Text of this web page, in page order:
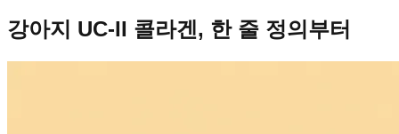
강아지 UC-II 콜라겐, 한 줄 정의부터